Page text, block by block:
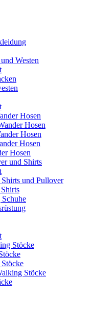
Westen
Hosen
Hosen
Hosen
Hosen
Hosen
und Shirts
und Pullover
Stöcke
Stöcke